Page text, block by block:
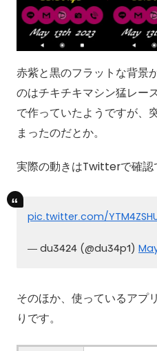
赤紫と黒のフラットな背景
のはチキチキマシン猛レー
で作っていたようですが、
まったのだとか。
実際の動きはTwitterで確認
pic.twitter.com/
— du3424 (@du34p1)
そのほか、使っているアプ
りです。